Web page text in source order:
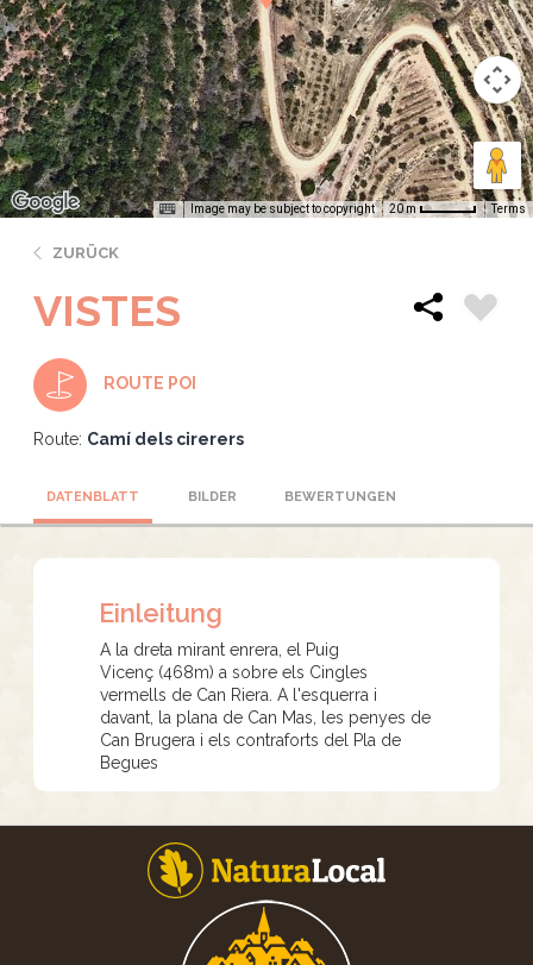
Image may be subject to copyright 20 m Terms
ZURÜCK
VISTES
ROUTE POI
Route: Camí dels cirerers
DATENBLATT BILDER BEWERTUNGEN
Einleitung
A la dreta mirant enrera, el Puig
Vicenç (468m) a sobre els Cingles
vermells de Can Riera. A l'esquerra i
davant, la plana de Can Mas, les penyes de
Can Brugera i els contraforts del Pla de
Begues